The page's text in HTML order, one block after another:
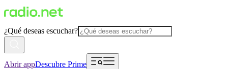
¿Qué deseas escuchar?
Abrir appDescubre Prime